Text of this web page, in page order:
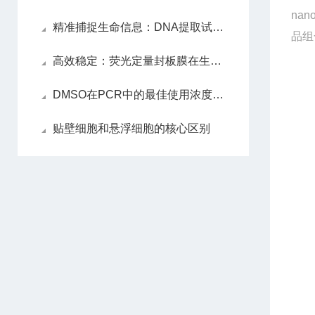
精准捕捉生命信息：DNA提取试剂盒解锁遗传密码的关键
高效稳定：荧光定量封板膜在生物实验中的应用
DMSO在PCR中的最佳使用浓度是多少？
贴壁细胞和悬浮细胞的核心区别
品